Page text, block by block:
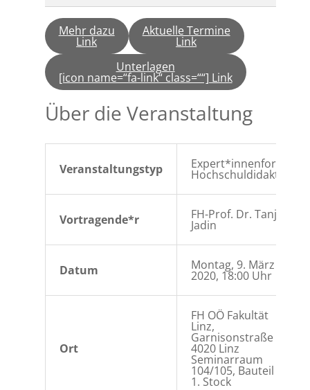
Mehr dazu
Link
Aktuelle Termine
Link
Unterlagen
[icon name=“fa-link“ class=““] Link
Über die Veranstaltung
Veranstaltungstyp Expert*innenforum
Hochschuldidaktik
Vortragende*r FH-Prof. Dr. Tanja
Jadin
Datum Montag, 9. März
2020, 18:00 Uhr
Ort
FH OÖ Fakultät
Linz,
Garnisonstraße 21,
4020 Linz
Seminarraum
104/105, Bauteil A,
1. Stock